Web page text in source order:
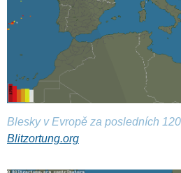
Blesky v Evropě za posledních
Blitzortung.org